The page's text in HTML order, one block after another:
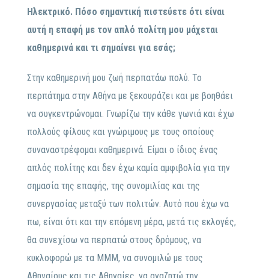
Ηλεκτρικό. Πόσο σημαντική πιστεύετε ότι είναι
αυτή η επαφή με τον απλό πολίτη μου μάχεται
καθημερινά και τι σημαίνει για εσάς;
Στην καθημερινή μου ζωή περπατάω πολύ. Το
περπάτημα στην Αθήνα με ξεκουράζει και με βοηθάει
να συγκεντρώνομαι. Γνωρίζω την κάθε γωνιά και έχω
πολλούς φίλους και γνώριμους με τους οποίους
συναναστρέφομαι καθημερινά. Είμαι ο ίδιος ένας
απλός πολίτης και δεν έχω καμία αμφιβολία για την
σημασία της επαφής, της συνομιλίας και της
συνεργασίας μεταξύ των πολιτών. Αυτό που έχω να
πω, είναι ότι και την επόμενη μέρα, μετά τις εκλογές,
θα συνεχίσω να περπατώ στους δρόμους, να
κυκλοφορώ με τα ΜΜΜ, να συνομιλώ με τους